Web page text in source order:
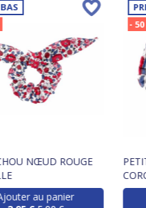
NŒUD ROUGE
au panier
-